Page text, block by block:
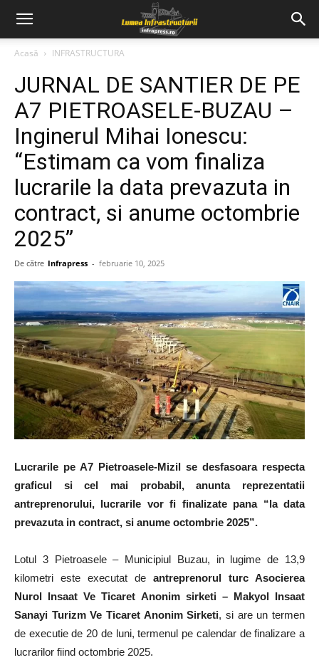
Acasă INFRASTRUCTURA
JURNAL DE SANTIER DE PE
A7 PIETROASELE-BUZAU –
Inginerul Mihai Ionescu:
“Estimam ca vom finaliza
lucrarile la data prevazuta in
contract, si anume octombrie
2025”
De către Infrapress - februarie 10, 2025
Lucrarile pe A7 Pietroasele-Mizil se desfasoara respecta
graficul si cel mai probabil, anunta reprezentatii
antreprenorului, lucrarile vor fi finalizate pana “la data
prevazuta in contract, si anume octombrie 2025”.
Lotul 3 Pietroasele – Municipiul Buzau, in lugime de 13,9
kilometri este executat de antreprenorul turc Asocierea
Nurol Insaat Ve Ticaret Anonim sirketi – Makyol Insaat
Sanayi Turizm Ve Ticaret Anonim Sirketi, si are un termen
de executie de 20 de luni, termenul pe calendar de finalizare a
lucrarilor fiind octombrie 2025.